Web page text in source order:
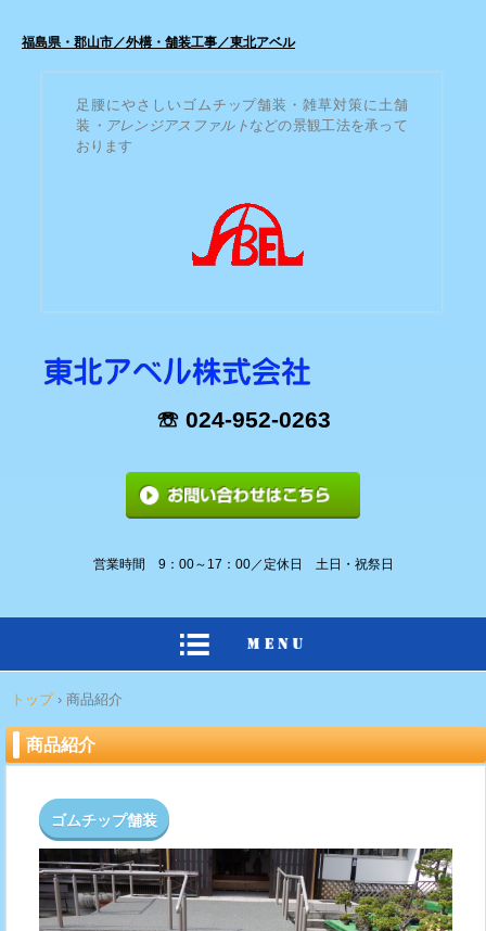
福島県・郡山市／外構・舗装工事／東北アベル
足腰にやさしいゴムチップ舗装・雑草対策に土舗
装 ・アレンジアスファルト などの景観工法を承って
おります
☏ 024-952-0263
営業時間 9：00～17：00／定休日 土日・祝祭日
トップ › 商品紹介
商品紹介
ゴムチップ舗装